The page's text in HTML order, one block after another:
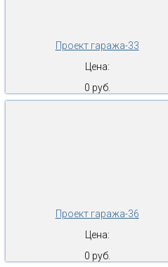
Проект гаража-33
Цена:
0 руб.
Проект гаража-36
Цена:
0 руб.